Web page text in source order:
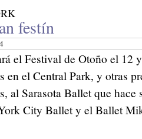
festín
el Festival de Otoño el 12
en el Central Park, y otras
al Sarasota Ballet que
City Ballet y el Ballet